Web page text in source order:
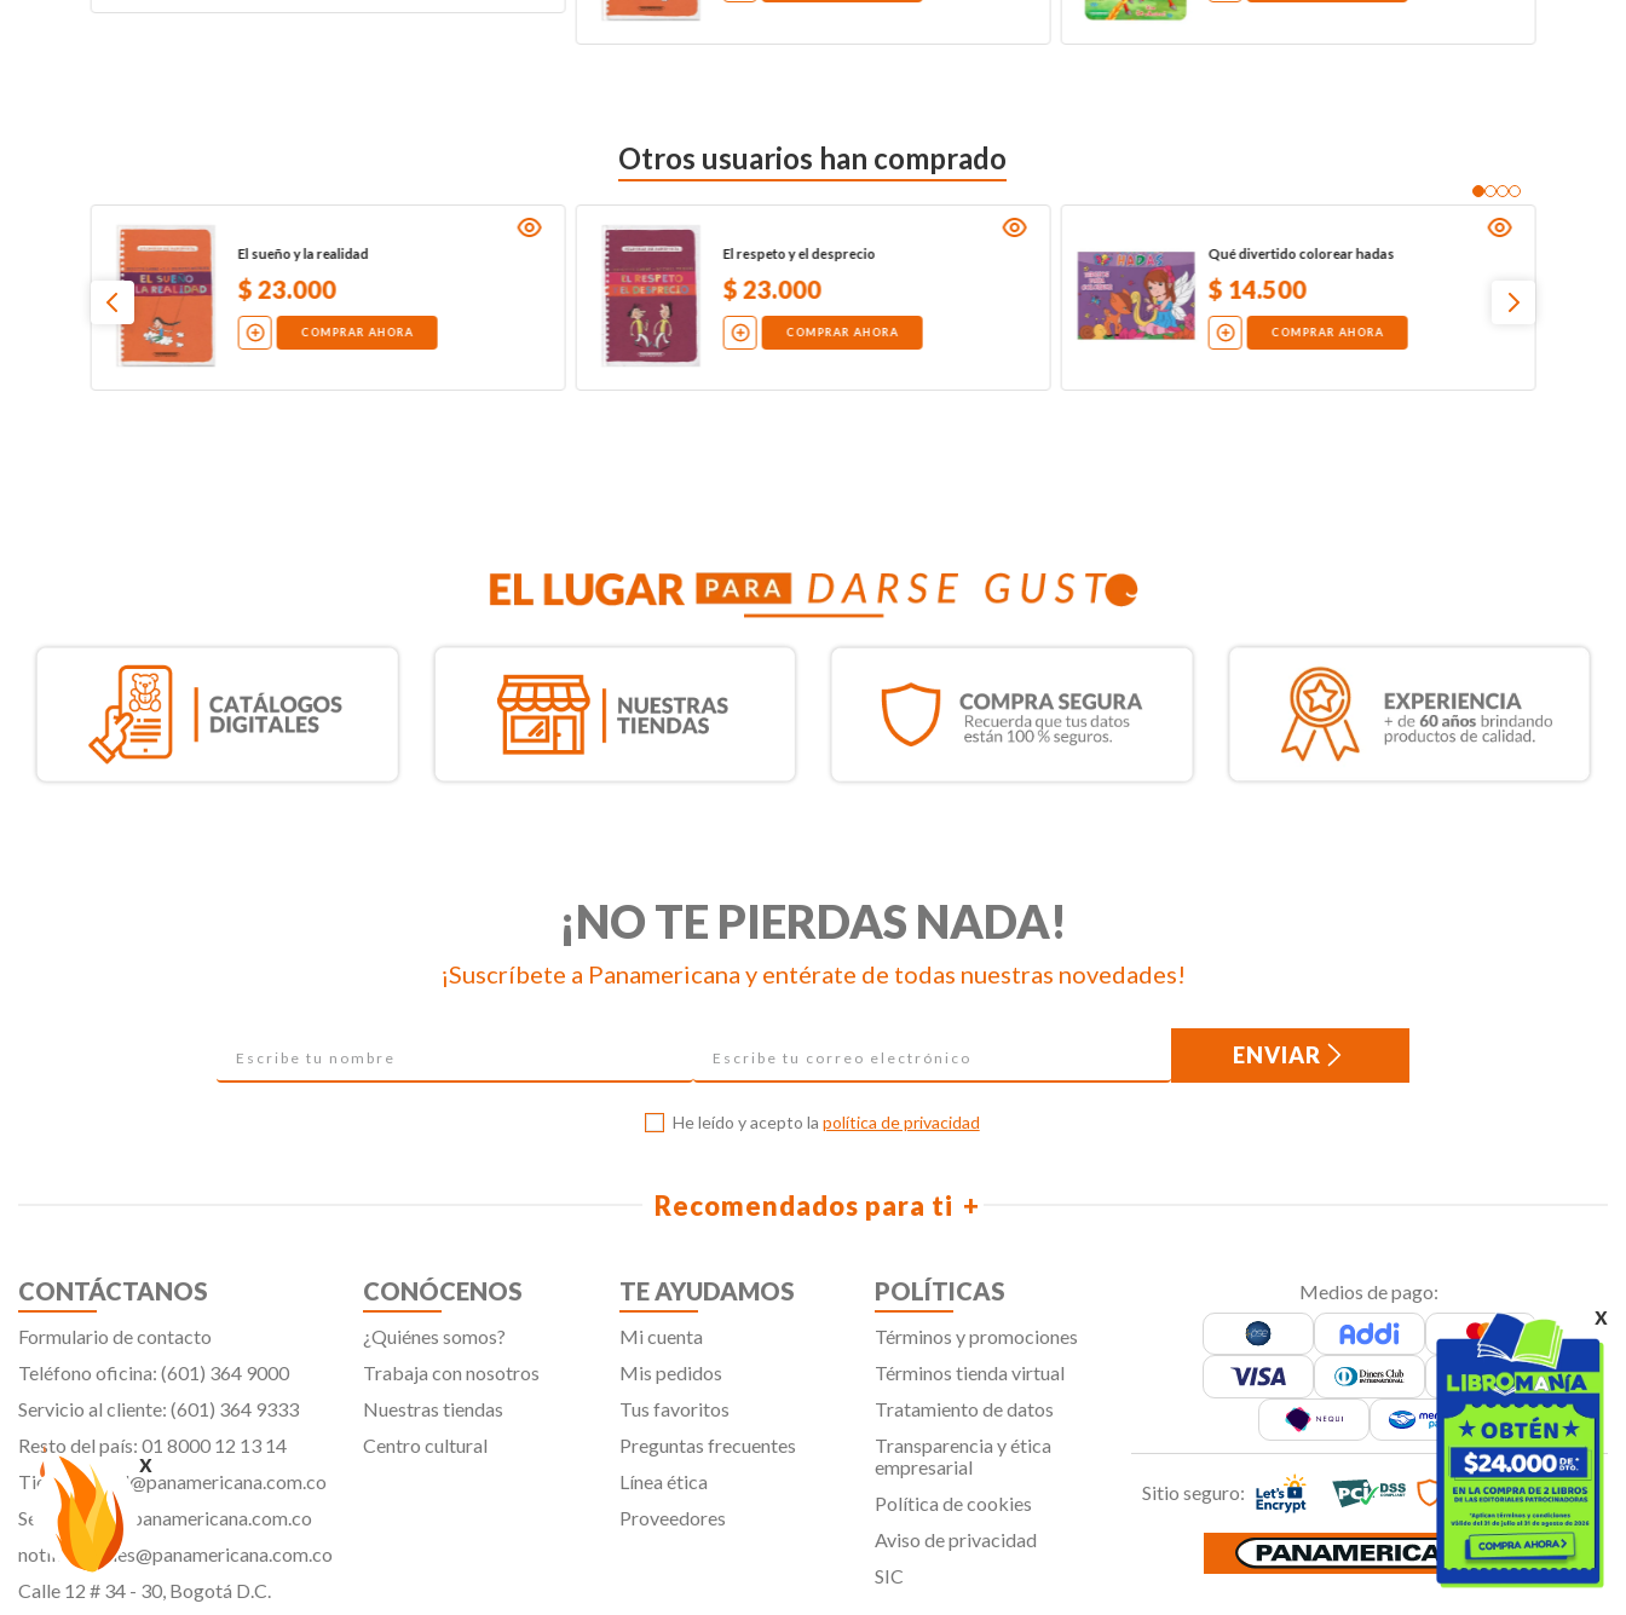
x
x
Otros usuarios han comprado
El sueño y la realidad
$23.000
COMPRAR AHORA
El respeto y el desprecio
$23.000
COMPRAR AHORA
Qué divertido colorear hadas
$ 14.500
COMPRAR AHORA
¡NO TE PIERDAS NADA!
¡Suscríbete a Panamericana y entérate de todas nuestras novedades!
ENVIAR
He leído y acepto la política de privacidad
Recomendados para ti
CONTÁCTANOS
Formulario de contacto
Teléfono oficina: (601) 364 9000
Servicio al cliente: (601) 364 9333
Resto del país: 01 8000 12 13 14
Tiendavirtual@panamericana.com.co
Servicliente@panamericana.com.co
notificaciones@panamericana.com.co
Calle 12 # 34 - 30, Bogotá D.C.
CONÓCENOS
¿Quiénes somos?
Trabaja con nosotros
Nuestras tiendas
Centro cultural
TE AYUDAMOS
Mi cuenta
Mis pedidos
Tus favoritos
Preguntas frecuentes
Línea ética
Proveedores
POLÍTICAS
Términos y promociones
Términos tienda virtual
Tratamiento de datos
Transparencia y ética
empresarial
Política de cookies
Aviso de privacidad
SIC
Medios de pago:
Sitio seguro: